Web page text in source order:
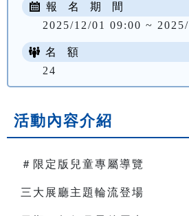
報 名 期 間
2025/12/01 09:00 ~
名 額
24
活動內容介紹
＃限定版兒童專屬導覽
三大展廳主題輪流登場